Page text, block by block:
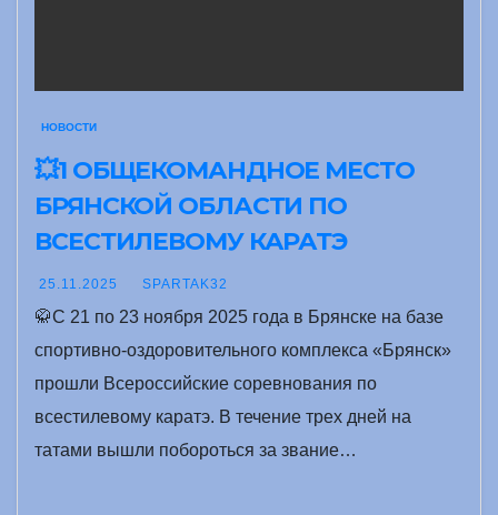
НОВОСТИ
💥1 ОБЩЕКОМАНДНОЕ МЕСТО
БРЯНСКОЙ ОБЛАСТИ ПО
ВСЕСТИЛЕВОМУ КАРАТЭ
25.11.2025 SPARTAK32
🥋С 21 по 23 ноября 2025 года в Брянске на базе
спортивно-оздоровительного комплекса «Брянск»
прошли Всероссийские соревнования по
всестилевому каратэ. В течение трех дней на
татами вышли побороться за звание…